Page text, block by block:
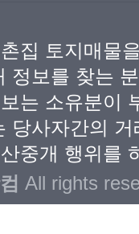
집 토지매물
정보를 찾는
는 소유분이
당사자간의
중개 행위를
All rights